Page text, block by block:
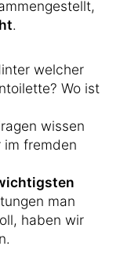
.
welcher
Wo ist
wissen
im fremden
man
haben wir